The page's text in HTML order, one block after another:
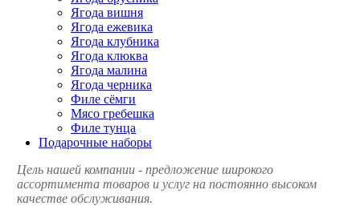
Ягода вишня
Ягода ежевика
Ягода клубника
Ягода клюква
Ягода малина
Ягода черника
Филе сёмги
Мясо гребешка
Филе тунца
Подарочные наборы
Цель нашей компании - предложение широкого
ассортимента товаров и услуг на постоянно высоком
качестве обслуживания.